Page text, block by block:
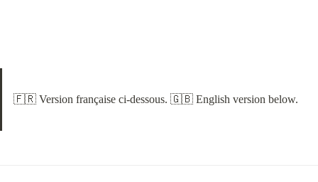
🇫🇷 Version française ci-dessous. 🇬🇧 English version below.